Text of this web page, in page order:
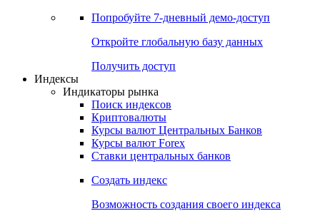
Попробуйте 7-дневный демо-доступ
Откройте глобальную базу данных
Получить доступ
Индексы
Индикаторы рынка
Поиск индексов
Криптовалюты
Курсы валют Центральных Банков
Курсы валют Forex
Ставки центральных банков
Создать индекс
Возможность создания своего индекса